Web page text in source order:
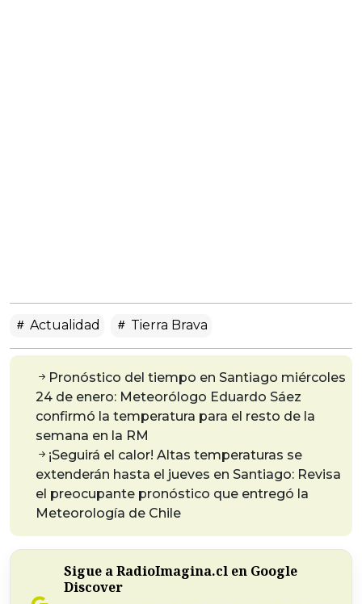
Actualidad Tierra Brava
Pronóstico del tiempo en Santiago miércoles
24 de enero: Meteorólogo Eduardo Sáez
confirmó la temperatura para el resto de la
semana en la RM
¡Seguirá el calor! Altas temperaturas se
extenderán hasta el jueves en Santiago: Revisa
el preocupante pronóstico que entregó la
Meteorología de Chile
Sigue a RadioImagina.cl en Google
Discover